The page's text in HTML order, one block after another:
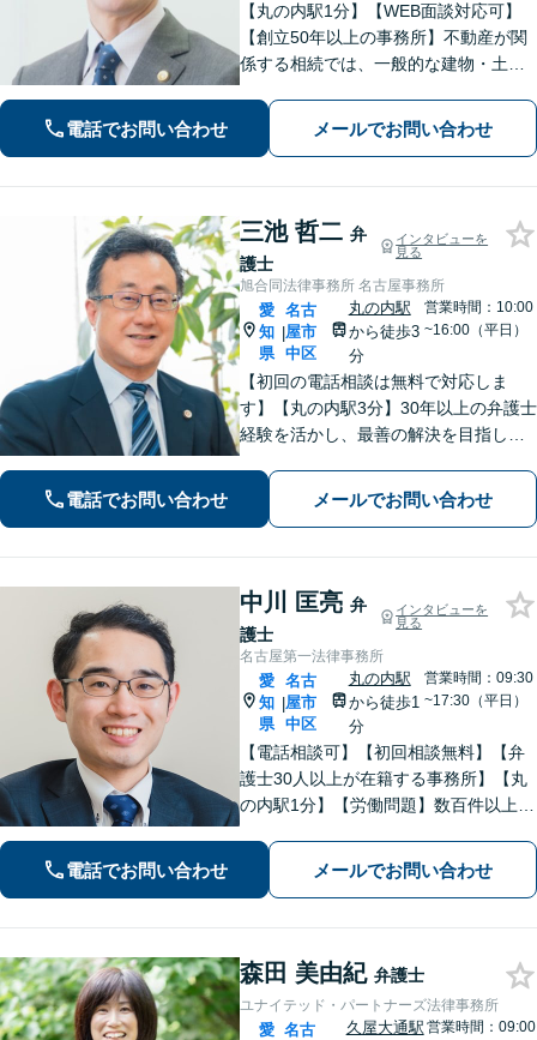
【丸の内駅1分】【WEB面談対応可】
【創立50年以上の事務所】不動産が関
係する相続では、一般的な建物・土地
「IT法務部によるチームでの問題解
決」ITに関する深い知見を活かして技
電話でお問い合わせ メールでお問い合わせ
三池 哲二 弁
護士
インタビューを
見る
旭合同法律事務所 名古屋事務所
愛
知
県
|
名古
屋市
中区
丸の内駅
から徒歩3
分
営業時間：10:00
~16:00（平日）
【初回の電話相談は無料で対応しま
す】【丸の内駅3分】30年以上の弁護士
経験を活かし、最善の解決を目指しま
向けて尽力【労働問題】証拠集め・準
備から親身にサポート【他士業と連
電話でお問い合わせ メールでお問い合わせ
中川 匡亮 弁
護士
インタビューを
見る
名古屋第一法律事務所
愛
知
県
|
名古
屋市
中区
丸の内駅
から徒歩1
分
営業時間：09:30
~17:30（平日）
【電話相談可】【初回相談無料】【弁
護士30人以上が在籍する事務所】【丸
の内駅1分】【労働問題】数百件以上の
害など。企業法務、相続、交通事故､不
動産、離婚問題、などもお任せくださ
電話でお問い合わせ メールでお問い合わせ
森田 美由紀 弁護士
ユナイテッド・パートナーズ法律事務所
愛 名古
久屋大通駅 営業時間：09:00